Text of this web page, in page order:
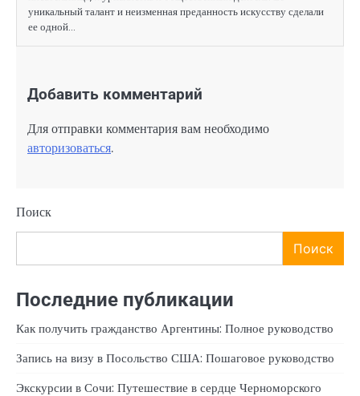
уникальный талант и неизменная преданность искусству сделали
ее одной…
Добавить комментарий
Для отправки комментария вам необходимо
авторизоваться.
Поиск
Поиск
Последние публикации
Как получить гражданство Аргентины: Полное руководство
Запись на визу в Посольство США: Пошаговое руководство
Экскурсии в Сочи: Путешествие в сердце Черноморского